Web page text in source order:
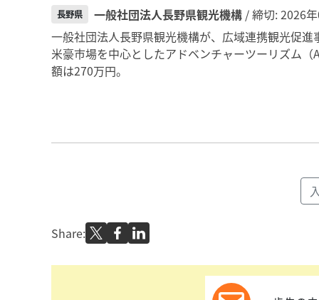
長野県 一般社団法人長野県観光機構 / 締切: 2026
一般社団法人長野県観光機構が、広域連携観光促
米豪市場を中心としたアドベンチャーツーリズム
額は270万円。
Share: